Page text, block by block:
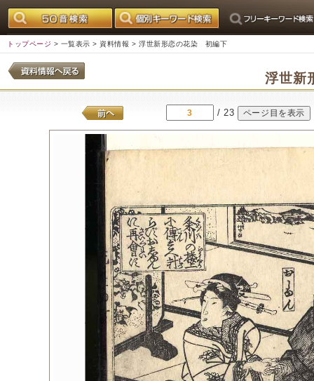
トップページ > 一覧表示 > 資料情報 > 浮世新形恋の花染 初編下
浮世新
/ 23